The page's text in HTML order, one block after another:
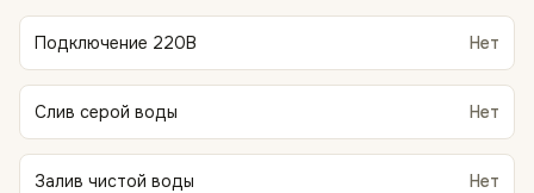
Подключение 220В Нет
Слив серой воды Нет
Залив чистой воды Нет